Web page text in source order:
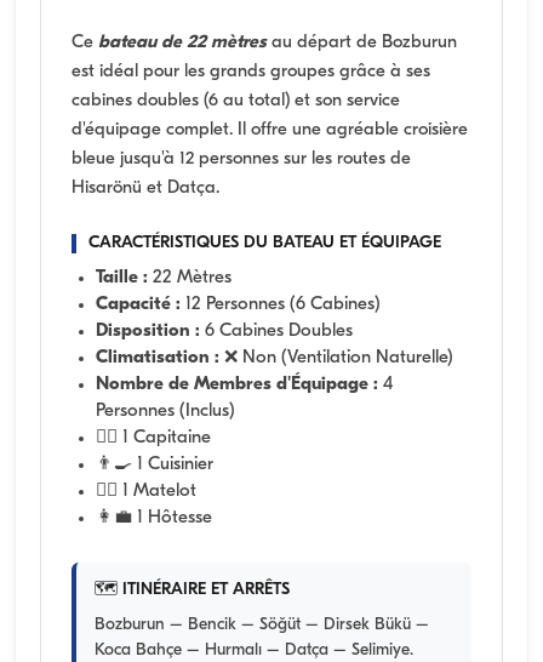
Ce bateau de 22 mètresau départ de Bozburun
est idéal pour les grands groupes grâce à ses
cabines doubles (6 au total) et son service
d'équipage complet. Il offre une agréable croisière
bleue jusqu'à 12 personnes sur les routes de
Hisarönü et Datça.
CARACTÉRISTIQUES DU BATEAU ET ÉQUIPAGE
Taille : 22 Mètres
Capacité : 12 Personnes (6 Cabines)
Disposition : 6 Cabines Doubles
Climatisation : ❌ Non (Ventilation Naturelle)
Nombre de Membres d'Équipage : 4
Personnes (Inclus)
👨‍✈️ 1 Capitaine
👨‍🍳 1 Cuisinier
🧑‍✈️ 1 Matelot
👩‍💼 1 Hôtesse
🗺️ ITINÉRAIRE ET ARRÊTS
Bozburun – Bencik – Söğüt – Dirsek Bükü –
Koca Bahçe – Hurmalı – Datça – Selimiye.